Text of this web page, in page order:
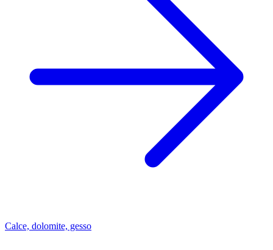
Calce, dolomite, gesso